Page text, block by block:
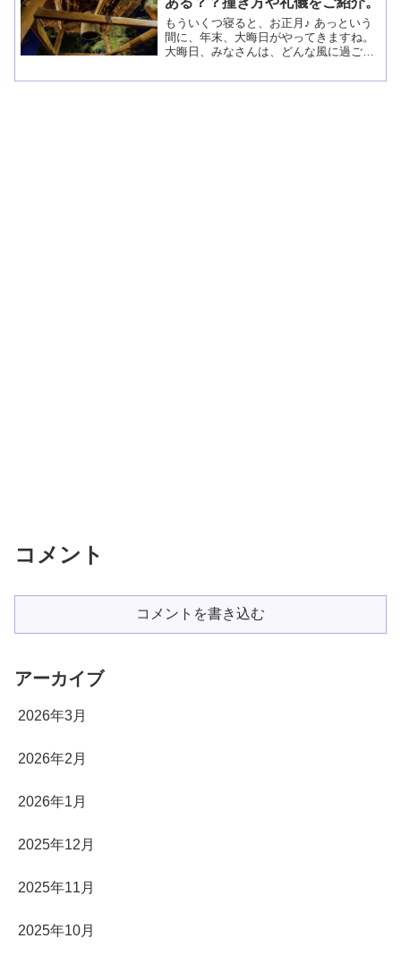
もういくつ寝ると、お正月♪ あっという
間に、年末、大晦日がやってきますね。
大晦日、みなさんは、どんな風に過ごさ
を食べて、紅白を見て、初詣に行ってか
コメント
コメントを書き込む
アーカイブ
2026年3月
2026年2月
2026年1月
2025年12月
2025年11月
2025年10月